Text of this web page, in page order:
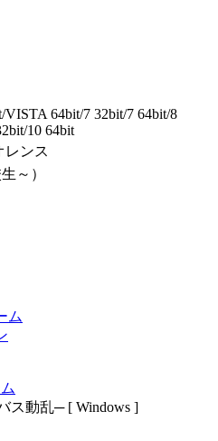
64bit/7 32bit/7 64bit/8
10 64bit
レンス
～）
ム
ス動乱─ [ Windows ]